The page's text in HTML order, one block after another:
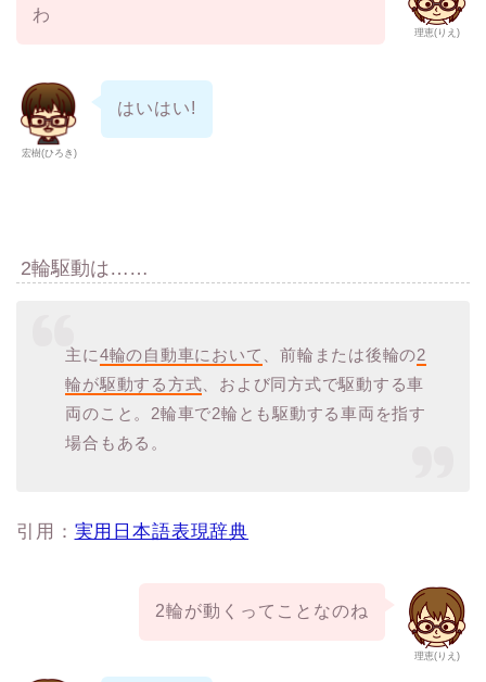
理恵(りえ)
わ
宏樹(ひろき)
はいはい!
2輪駆動は……
主に4輪の自動車において 、前輪または後輪の2
輪が駆動する方式 、および同方式で駆動する車
両のこと。2輪車で2輪とも駆動する車両を指す
場合もある。
引用： 実用日本語表現辞典
理恵(りえ)
2輪が動くってことなのね